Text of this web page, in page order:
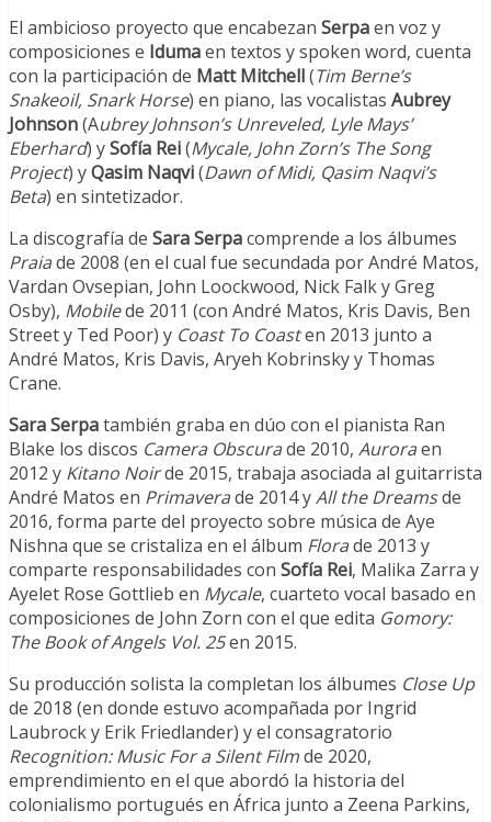
El ambicioso proyecto que encabezan Serpaen voz y
composiciones e Idumaen textos y spoken word, cuenta
con la participación de Matt Mitchell(Tim Berne’s
Snakeoil, Snark Horse) en piano, las vocalistas Aubrey
Johnson(Aubrey Johnson’s Unreveled, Lyle Mays’
Eberhard) ySofía Rei(Mycale, John Zorn’s The Song
Project) yQasim Naqvi(Dawn of Midi, Qasim Naqvi’s
Beta) en sintetizador.
La discografía de Sara Serpacomprende a los álbumes
Praiade 2008 (en el cual fue secundada por André Matos,
Vardan Ovsepian, John Loockwood, Nick Falk y Greg
Osby), Mobilede 2011 (con André Matos, Kris Davis, Ben
Street y Ted Poor) y Coast To Coasten 2013 junto a
André Matos, Kris Davis, Aryeh Kobrinsky y Thomas
Crane.
Sara Serpatambién graba en dúo con el pianista Ran
Blake los discos Camera Obscurade 2010, Auroraen
2012 y Kitano Noirde 2015, trabaja asociada al guitarrista
André Matos en Primaverade 2014 yAll the Dreamsde
2016, forma parte del proyecto sobre música de Aye
Nishna que se cristaliza en el álbum Florade 2013 y
comparte responsabilidades con Sofía Rei, Malika Zarra y
Ayelet Rose Gottlieb en Mycale, cuarteto vocal basado en
composiciones de John Zorn con el que edita Gomory:
The Book of Angels Vol. 25en 2015.
Su producción solista la completan los álbumes Close Up
de 2018 (en donde estuvo acompañada por Ingrid
Laubrock y Erik Friedlander) y el consagratorio
Recognition: Music For a Silent Filmde 2020,
emprendimiento en el que abordó la historia del
colonialismo portugués en África junto a Zeena Parkins,